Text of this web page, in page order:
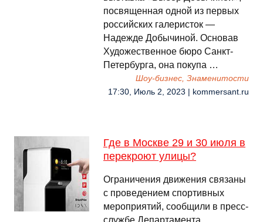
посвященная одной из первых
российских галеристок —
Надежде Добычиной. Основав
Художественное бюро Санкт-
Петербурга, она покупа …
Шоу-бизнес, Знаменитости
17:30, Июль 2, 2023 | kommersant.ru
Где в Москве 29 и 30 июля в
перекроют улицы?
Ограничения движения связаны
с проведением спортивных
мероприятий, сообщили в пресс-
службе Департамента